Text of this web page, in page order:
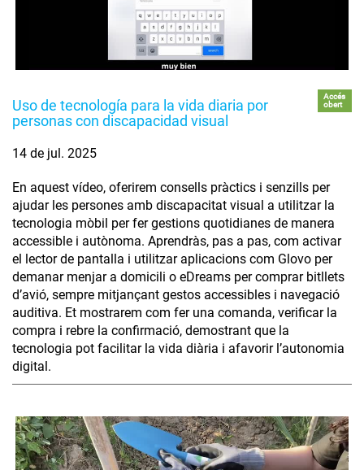
Uso de tecnología para la vida diaria por
personas con discapacidad visual
Accés
obert
14 de jul. 2025
En aquest vídeo, oferirem consells pràctics i senzills per
ajudar les persones amb discapacitat visual a utilitzar la
tecnologia mòbil per fer gestions quotidianes de manera
accessible i autònoma. Aprendràs, pas a pas, com activar
el lector de pantalla i utilitzar aplicacions com Glovo per
demanar menjar a domicili o eDreams per comprar bitllets
d’avió, sempre mitjançant gestos accessibles i navegació
auditiva. Et mostrarem com fer una comanda, verificar la
compra i rebre la confirmació, demostrant que la
tecnologia pot facilitar la vida diària i afavorir l’autonomia
digital.